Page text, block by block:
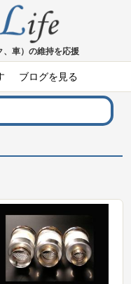
、車）の維持を応援
ブログを見る